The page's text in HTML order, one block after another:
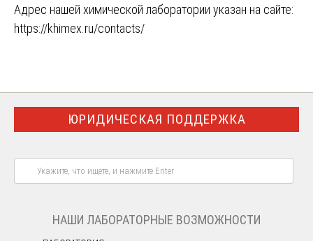
Адрес нашей химической лаборатории указан на сайте:
https://khimex.ru/contacts/
ЮРИДИЧЕСКАЯ ПОДДЕРЖКА
НАШИ ЛАБОРАТОРНЫЕ ВОЗМОЖНОСТИ